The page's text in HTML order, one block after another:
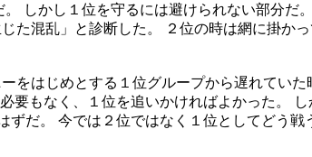
しかし１位を守るには避けられない部分だ
た混乱」と診断した。 ２位の時は網に掛か
をはじめとする１位グループから遅れてい
要もなく、１位を追いかければよかった。
だ。 今では２位ではなく１位としてどう